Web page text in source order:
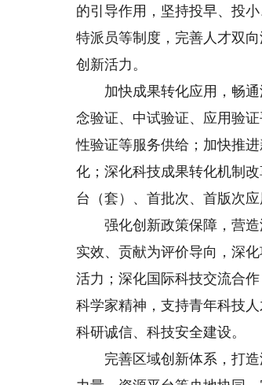
的引导作用，坚持投早、投
特派员等制度，完善人才双
创新活力。
加快成果转化应用，畅通
念验证、中试验证、应用验
性验证等服务供给；加快推
化；深化科技成果转化机制
台（套）、首批次、首版次
强化创新政策保障，营造
实效、贡献为评价导向，深
活力；深化国际科技交流合
科学家精神，支持青年科技
科研诚信、科技安全建设。
完善区域创新体系，打造